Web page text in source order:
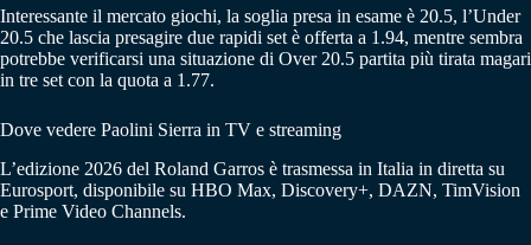
Interessante il mercato giochi, la soglia presa in esame è 20.5, l’Under
20.5 che lascia presagire due rapidi set è offerta a 1.94, mentre sembra
potrebbe verificarsi una situazione di Over 20.5 partita più tirata magari
in tre set con la quota a 1.77.
Dove vedere Paolini Sierra in TV e streaming
L’edizione 2026 del Roland Garros è trasmessa in Italia in diretta su
Eurosport, disponibile su HBO Max, Discovery+, DAZN, TimVision
e Prime Video Channels.